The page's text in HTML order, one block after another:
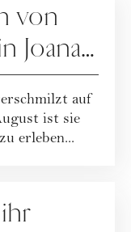
von
Joana
auf
ist sie
erleben...